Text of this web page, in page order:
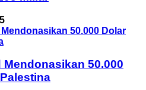
Mendonasikan 50.000